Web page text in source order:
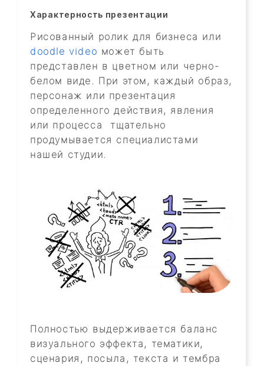
Характерность презентации
Рисованный ролик для бизнеса или
doodle video может быть
представлен в цветном или черно-
белом виде. При этом, каждый образ,
персонаж или презентация
определенного действия, явления
или процесса тщательно
продумывается специалистами
нашей студии.
Полностью выдерживается баланс
визуального эффекта, тематики,
сценария, посыла, текста и тембра